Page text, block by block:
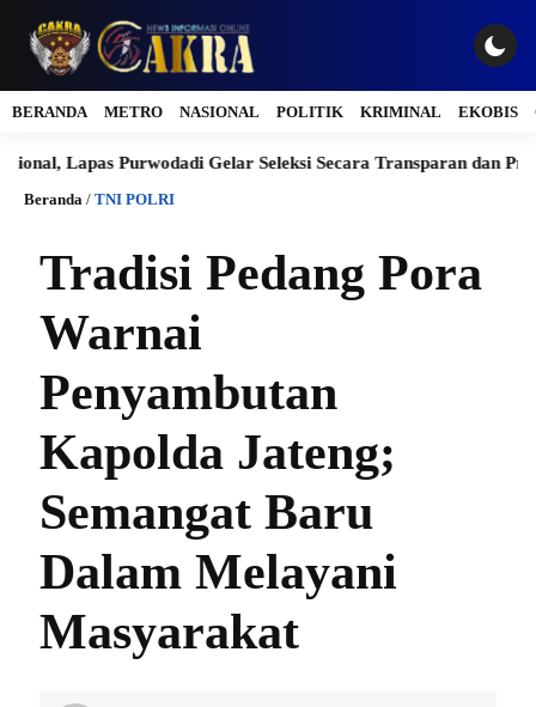
BERANDA METRO NASIONAL POLITIK KRIMINAL EKOBIS
Purwodadi Gelar Seleksi Secara Transparan dan Profesional
Beranda / TNI POLRI
Tradisi Pedang Pora
Warnai
Penyambutan
Kapolda Jateng;
Semangat Baru
Dalam Melayani
Masyarakat